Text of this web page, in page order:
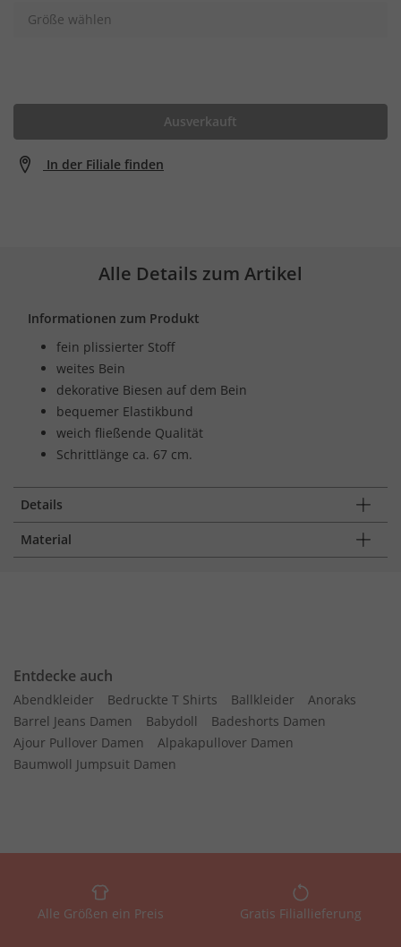
Größe wählen
Ausverkauft
In der Filiale finden
Alle Details zum Artikel
Informationen zum Produkt
fein plissierter Stoff
weites Bein
dekorative Biesen auf dem Bein
bequemer Elastikbund
weich fließende Qualität
Schrittlänge ca. 67 cm.
Details
Material
Entdecke auch
Abendkleider Bedruckte T Shirts Ballkleider
Anoraks
Barrel Jeans Damen
Babydoll
Badeshorts Damen
Ajour Pullover Damen
Alpakapullover Damen
Baumwoll Jumpsuit Damen
Alle Größen ein Preis Gratis Filiallieferung